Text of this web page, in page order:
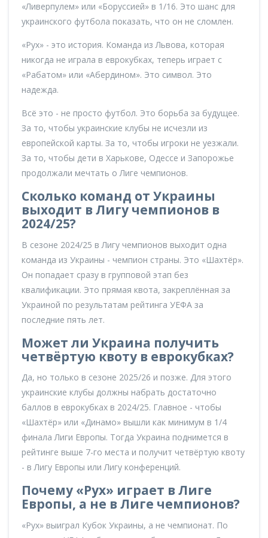
«Ливерпулем» или «Боруссией» в 1/16. Это шанс для
украинского футбола показать, что он не сломлен.
«Рух» - это история. Команда из Львова, которая
никогда не играла в еврокубках, теперь играет с
«Рабатом» или «Абердином». Это символ. Это
надежда.
Всё это - не просто футбол. Это борьба за будущее.
За то, чтобы украинские клубы не исчезли из
европейской карты. За то, чтобы игроки не уезжали.
За то, чтобы дети в Харькове, Одессе и Запорожье
продолжали мечтать о Лиге чемпионов.
Сколько команд от Украины
выходит в Лигу чемпионов в
2024/25?
В сезоне 2024/25 в Лигу чемпионов выходит одна
команда из Украины - чемпион страны. Это «Шахтёр».
Он попадает сразу в групповой этап без
квалификации. Это прямая квота, закреплённая за
Украиной по результатам рейтинга УЕФА за
последние пять лет.
Может ли Украина получить
четвёртую квоту в еврокубках?
Да, но только в сезоне 2025/26 и позже. Для этого
украинские клубы должны набрать достаточно
баллов в еврокубках в 2024/25. Главное - чтобы
«Шахтёр» или «Динамо» вышли как минимум в 1/4
финала Лиги Европы. Тогда Украина поднимется в
рейтинге выше 7-го места и получит четвёртую квоту
- в Лигу Европы или Лигу конференций.
Почему «Рух» играет в Лиге
Европы, а не в Лиге чемпионов?
«Рух» выиграл Кубок Украины, а не чемпионат. По